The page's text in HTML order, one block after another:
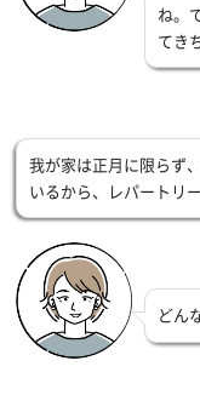
ね。
てき
我が家は正月に限らず
いるから、レパートリ
どん